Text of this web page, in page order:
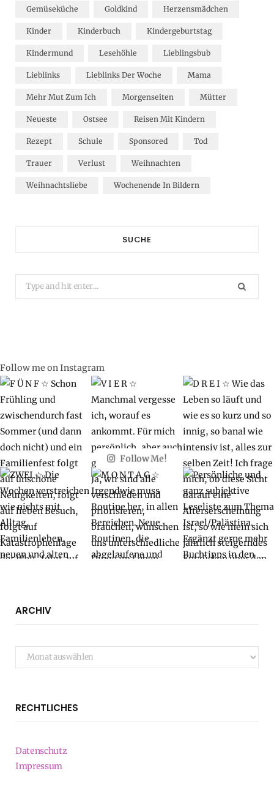
Gemüseküche Goldkind Herzensmädchen
Kinder Kinderbuch Kindergeburtstag
Kindermund Lesehöhle Lieblingsbub
Lieblinks Lieblinks Der Woche Mama
Mehr Mut Zum Ich Morgenseiten Mütter
Neueste Ostsee Reisen Mit Kindern
Rezept Schule Sponsored Tod
Trauer Verlust Weihnachten
Weihnachtsliebe Wochenende In Bildern
SUCHE
Search
for:
Follow me on Instagram
Follow Me!
ARCHIV
Archiv
RECHTLICHES
Datenschutz
Impressum